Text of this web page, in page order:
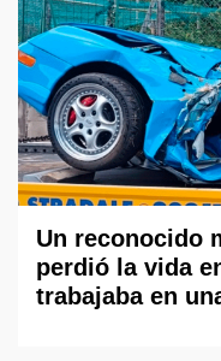
Un reconocido
perdió la vida
trabajaba en